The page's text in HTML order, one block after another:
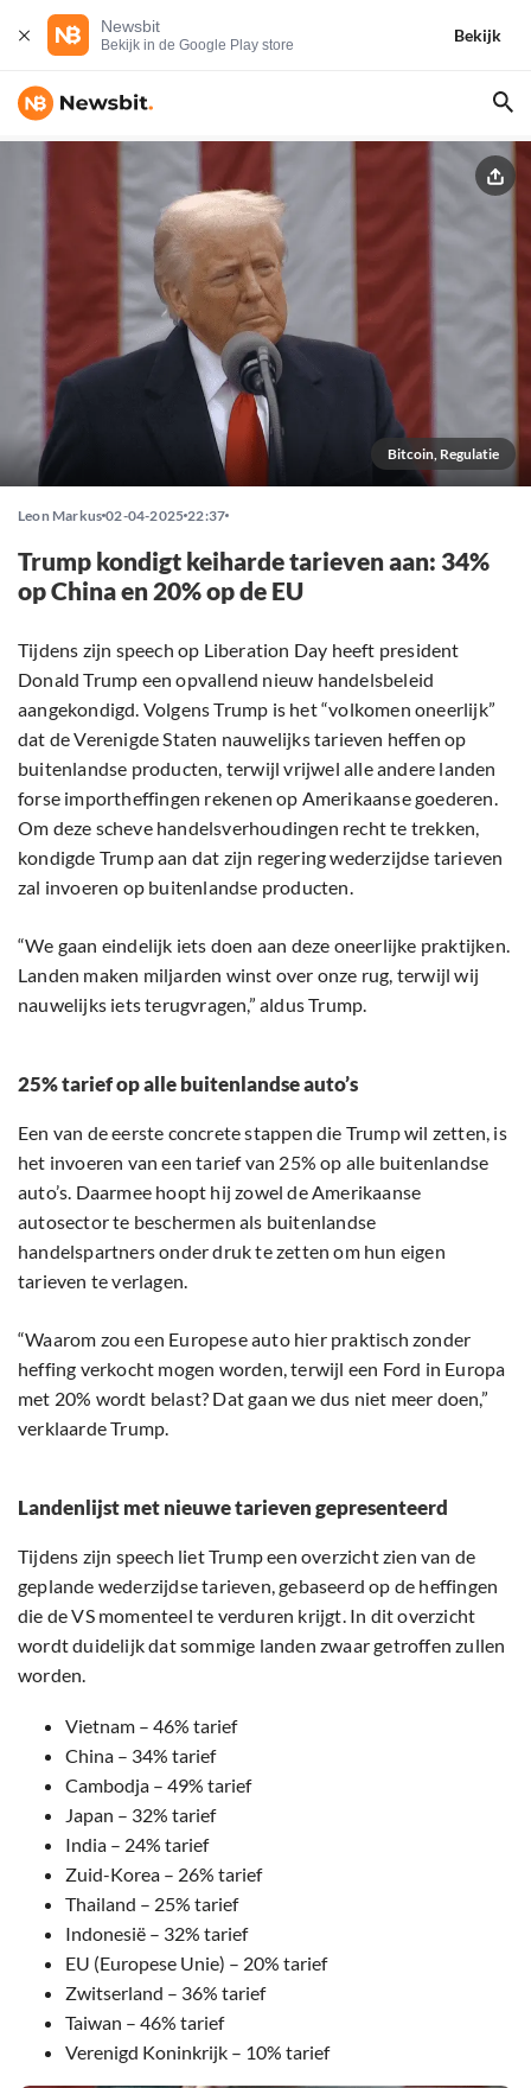
Newsbit
Bekijk in de Google Play store
Bekijk
Bitcoin, Regulatie
Leon Markus 02-04-2025 22:37
Trump kondigt keiharde tarieven aan: 34%
op China en 20% op de EU
Tijdens zijn speech op Liberation Day heeft president
Donald Trump een opvallend nieuw handelsbeleid
aangekondigd. Volgens Trump is het “volkomen oneerlijk”
dat de Verenigde Staten nauwelijks tarieven heffen op
buitenlandse producten, terwijl vrijwel alle andere landen
forse importheffingen rekenen op Amerikaanse goederen.
Om deze scheve handelsverhoudingen recht te trekken,
kondigde Trump aan dat zijn regering wederzijdse tarieven
zal invoeren op buitenlandse producten.
“We gaan eindelijk iets doen aan deze oneerlijke praktijken.
Landen maken miljarden winst over onze rug, terwijl wij
nauwelijks iets terugvragen,” aldus Trump.
25% tarief op alle buitenlandse auto’s
Een van de eerste concrete stappen die Trump wil zetten, is
het invoeren van een tarief van 25% op alle buitenlandse
auto’s. Daarmee hoopt hij zowel de Amerikaanse
autosector te beschermen als buitenlandse
handelspartners onder druk te zetten om hun eigen
tarieven te verlagen.
“Waarom zou een Europese auto hier praktisch zonder
heffing verkocht mogen worden, terwijl een Ford in Europa
met 20% wordt belast? Dat gaan we dus niet meer doen,”
verklaarde Trump.
Landenlijst met nieuwe tarieven gepresenteerd
Tijdens zijn speech liet Trump een overzicht zien van de
geplande wederzijdse tarieven, gebaseerd op de heffingen
die de VS momenteel te verduren krijgt. In dit overzicht
wordt duidelijk dat sommige landen zwaar getroffen zullen
worden.
Vietnam – 46% tarief
China – 34% tarief
Cambodja – 49% tarief
Japan – 32% tarief
India – 24% tarief
Zuid-Korea – 26% tarief
Thailand – 25% tarief
Indonesië – 32% tarief
EU (Europese Unie) – 20% tarief
Zwitserland – 36% tarief
Taiwan – 46% tarief
Verenigd Koninkrijk – 10% tarief